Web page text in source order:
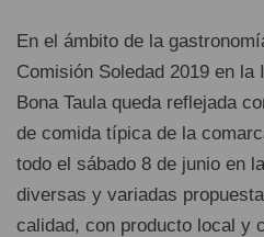
En el ámbito de la
Comisión Soledad 2019 en
Bona Taula queda reflejada
de comida típica de la
todo el sábado 8 de junio en
diversas y variadas
calidad, con producto local y